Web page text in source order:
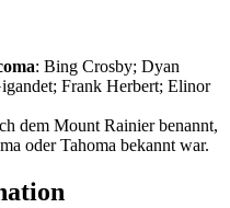
: Bing Crosby; Dyan
Frank Herbert; Elinor
dem Mount Rainier benannt,
oder Tahoma bekannt war.